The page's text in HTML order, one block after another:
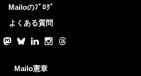
Mailoのﾌﾞﾛｸﾞ
よくある質問
ク
Mastodon
BlueskyLinkedInInstagram
Threads
Mailo憲章